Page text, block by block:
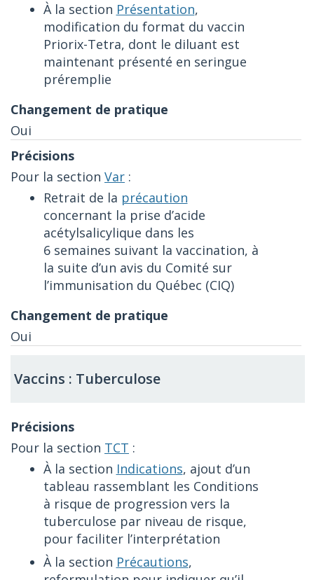
À la section Présentation,
modification du format du vaccin
Priorix-Tetra, dont le diluant est
maintenant présenté en seringue
préremplie
Oui
Pour la section Var :
Retrait de la précaution
concernant la prise d’acide
acétylsalicylique dans les
6 semaines suivant la vaccination, à
la suite d’un avis du Comité sur
l’immunisation du Québec (CIQ)
Oui
Vaccins : Tuberculose
Pour la section TCT :
À la section Indications, ajout d’un
tableau rassemblant les Conditions
à risque de progression vers la
tuberculose par niveau de risque,
pour faciliter l’interprétation
À la section Précautions,